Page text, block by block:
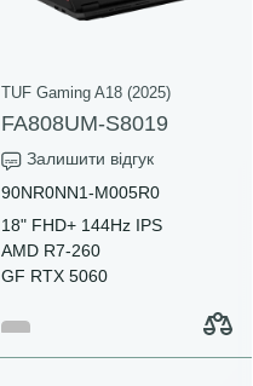
TUF Gaming A18 (2025)
FA808UM-S8019
Залишити відгук
90NR0NN1-M005R0
18" FHD+ 144Hz IPS
AMD R7-260
GF RTX 5060